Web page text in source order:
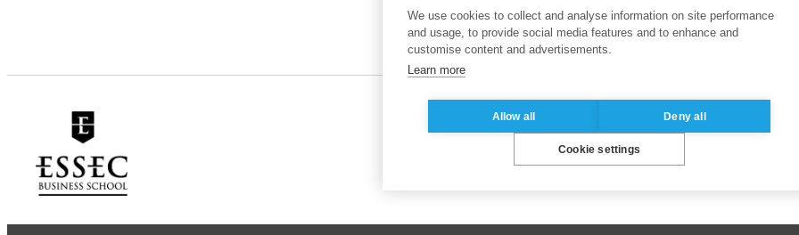
We use cookies to collect and analyse information on site performance
and usage, to provide social media features and to enhance and
customise content and advertisements.
Learn more
Allow all Deny all
Cookie settings